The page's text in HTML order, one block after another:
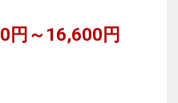
約30分！
円～16,600円